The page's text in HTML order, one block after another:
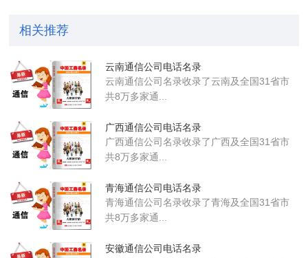
相关推荐
云南通信公司电话名录
云南通信公司名录收录了云南及全国31省市
共8万多家通...
广西通信公司电话名录
广西通信公司名录收录了广西及全国31省市
共8万多家通...
青海通信公司电话名录
青海通信公司名录收录了青海及全国31省市
共8万多家通...
安徽通信公司电话名录